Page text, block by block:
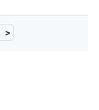
>